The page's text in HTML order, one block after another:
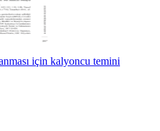
için kalyoncu temini